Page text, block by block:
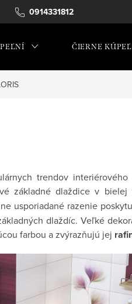
0914331812
ČIERNE
trendov
základné dlaždice v
usporiadané razenie
dlaždíc. Veľké
farbou a zvýrazňujú jej